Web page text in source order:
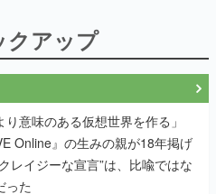
クアップ
り意味のある仮想世界を作る」
Online』の生みの親が18年掲げ
レイジーな宣言”は、比喩ではな
った